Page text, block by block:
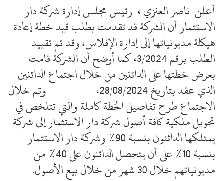
أعلن ناصر العنزي ، رئيس مجلس إدارة شركة دار
الاستثمار أن الشركة قد تقدمت بطلب قيد خطة إعادة
هيكلة مديونياتها إلى إدارة الإفلاس، وقد تم تقييد
الطلب برقم 3/2024، كما أوضح أن الشركة قامت
بعرض خطتها على الدائنين من خلال اجتماع الدائنين
الذي عقد بتاريخ 28/08/2024، وتم خلال
الاجتماع طرح تفاصيل الخطة كاملة والتي تتلخص في
تحويل ملكية كافة أصول شركة دار الاستثمار إلى شركة
يمتلكها الدائنون بنسبة 90% وشركة دار الاستثمار
بنسبة 10% على أن يتحصل الدائنون على 40% من
مديونياتهم خلال 30 شهر من خلال بيع الأصول.